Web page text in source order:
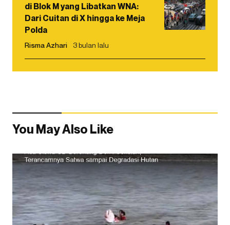
di Blok M yang Libatkan WNA:
Dari Cuitan di X hingga ke Meja
Polda
Risma Azhari 3 bulan lalu
You May Also Like